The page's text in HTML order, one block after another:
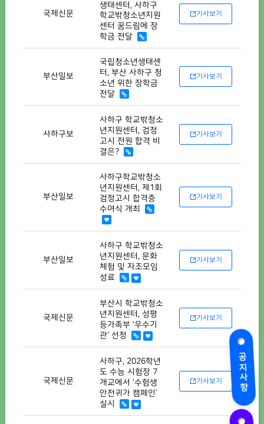
공지사항
국제신문
생태센터, 사하구
학교밖청소년지원
센터 꿈드림에 장
학금 전달
기사보기
부산일보
국립청소년생태센
터, 부산 사하구 청
소년 위한 장학금
전달
기사보기
사하구보
사하구 학교밖청소
년지원센터, 검정
고시 전원 합격 비
결은?
기사보기
부산일보
사하구학교밖청소
년지원센터, 제1회
검정고시 합격증
수여식 개최
기사보기
부산일보
사하구 학교밖청소
년지원센터, 문화
체험 및 자조모임
성료
기사보기
국제신문
부산시 학교밖청소
년지원센터, 성평
등가족부 '우수기
관' 선정
기사보기
국제신문
사하구, 2026학년
도 수능 시험장 7
개교에서 ‘수험생
안전귀가 캠페인’
실시
기사보기